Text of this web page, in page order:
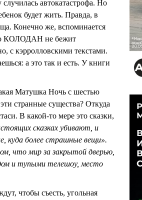
автокатастрофа. Но
будет жить. Правда, в
Конечно же, вспоминается
КОЛОДАН не бежит
с кэрролловскими текстами.
а это так и есть. У книги
Матушка Ночь с шестью
странные существа? Откуда
В какой-то мере это сказки,
сказках убивают, и
куда более страшные вещи».
что мир за закрытой дверью,
и тупыми телешоу, место
чтобы съесть, угольная